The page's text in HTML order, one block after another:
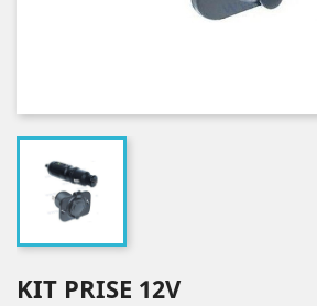
KIT PRISE 12V